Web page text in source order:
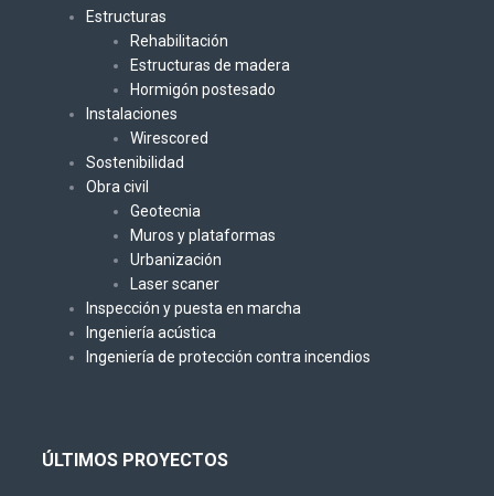
Estructuras
Rehabilitación
Estructuras de madera
Hormigón postesado
Instalaciones
Wirescored
Sostenibilidad
Obra civil
Geotecnia
Muros y plataformas
Urbanización
Laser scaner
Inspección y puesta en marcha
Ingeniería acústica
Ingeniería de protección contra incendios
ÚLTIMOS PROYECTOS